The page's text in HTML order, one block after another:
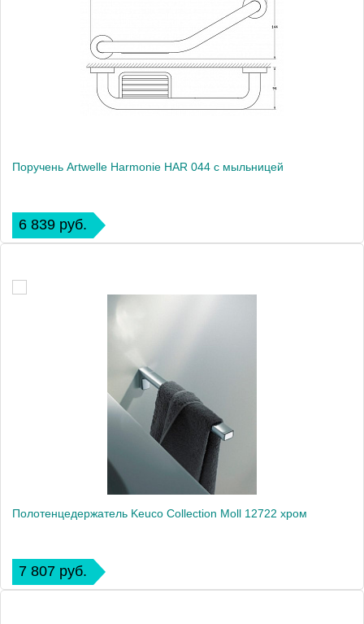
Поручень Artwelle Harmonie HAR 044 с мыльницей
6 839 руб.
Полотенцедержатель Keuco Collection Moll 12722 хром
7 807 руб.